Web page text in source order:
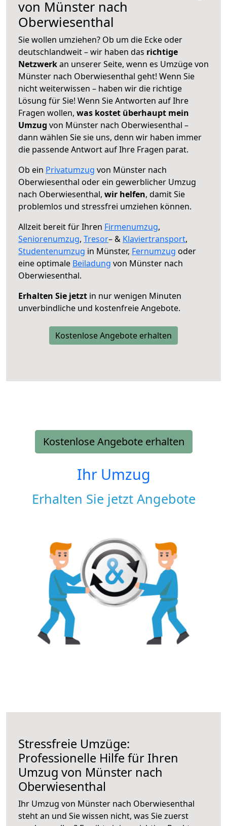
von Münster nach
Oberwiesenthal
Sie wollen umziehen? Ob um die Ecke oder
deutschlandweit – wir haben das richtige
Netzwerkan unserer Seite, wenn es Umzüge von
Münster nach Oberwiesenthal geht! Wenn Sie
nicht weiterwissen – haben wir die richtige
Lösung für Sie! Wenn Sie Antworten auf Ihre
Fragen wollen, was kostet überhaupt mein
Umzug von Münster nach Oberwiesenthal –
dann wählen Sie sie uns, denn wir haben immer
die passende Antwort auf Ihre Fragen parat.
Ob ein Privatumzug von Münster nach
Oberwiesenthal oder ein gewerblicher Umzug
nach Oberwiesenthal, wir helfen, damit Sie
problemlos und stressfrei umziehen können.
Allzeit bereit für Ihren Firmenumzug,
Seniorenumzug, Tresor– & Klaviertransport,
Studentenumzug in Münster, Fernumzug oder
eine optimale Beiladung von Münster nach
Oberwiesenthal.
Erhalten Sie jetzt in nur wenigen Minuten
unverbindliche und kostenfreie Angebote.
Kostenlose Angebote erhalten
Kostenlose Angebote erhalten
Ihr Umzug
Erhalten Sie jetzt Angebote
Stressfreie Umzüge:
Professionelle Hilfe für Ihren
Umzug von Münster nach
Oberwiesenthal
Ihr Umzug von Münster nach Oberwiesenthal
steht an und Sie wissen nicht, was Sie zuerst